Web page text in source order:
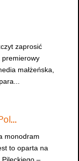
zaprosić
premierowy
małżeńska,
monodram
to oparta na